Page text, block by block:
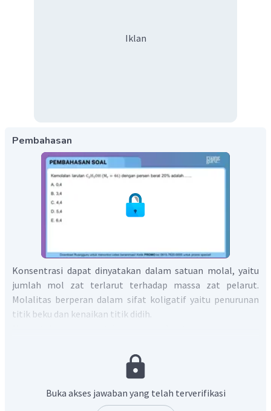
Iklan
Pembahasan
Konsentrasi dapat dinyatakan dalam satuan molal, yaitu
jumlah mol zat terlarut terhadap massa zat pelarut.
Molalitas berperan dalam sifat koligatif yaitu penurunan
titik beku dan kenaikan titik didih.
persen berat menyatakan gram berat zat terlarut dalam
Buka akses jawaban yang telah terverifikasi